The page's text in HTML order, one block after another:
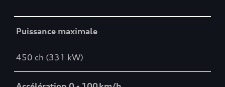
Puissance maximale
450 ch (331 kW)